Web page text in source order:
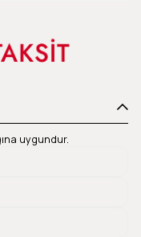
uygundur.